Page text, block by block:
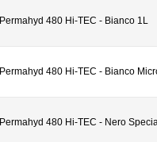
Permahyd 480 Hi-TEC - Bianco 1L
Permahyd 480 Hi-TEC - Bianco
Permahyd 480 Hi-TEC - Nero